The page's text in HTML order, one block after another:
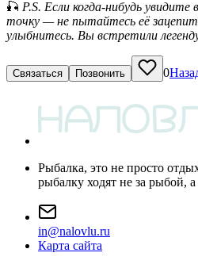
🎣 P.S. Если когда-нибудь увидите
точку — не пытайтесь её
улыбнитесь. Вы встретили
Связаться Позвонить 0
Рыбалка, это не просто
рыбалку ходят не за рыбой,
in@nalovlu.ru
Карта сайта